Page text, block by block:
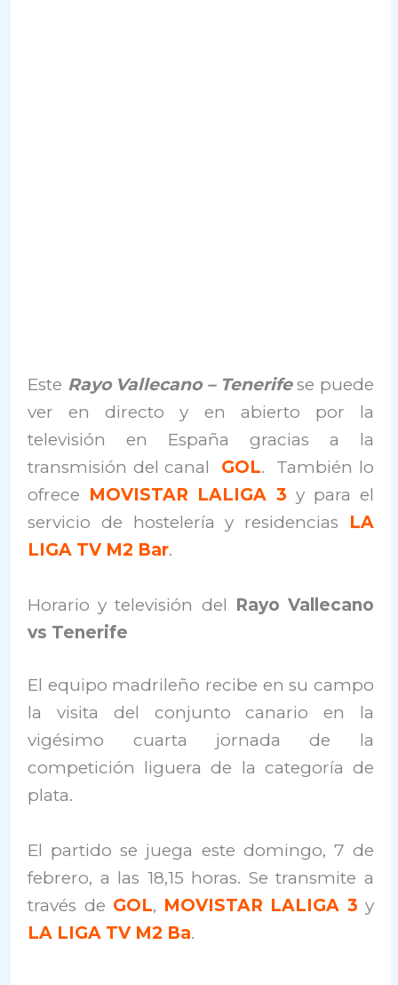
Este Rayo Vallecano – Tenerifese puede
ver en directo y en abierto por la
televisión en España gracias a la
transmisión del canal GOL. También lo
ofrece MOVISTAR LALIGA 3 y para el
servicio de hostelería y residencias LA
LIGA TV M2 Bar.
Horario y televisión del Rayo Vallecano
vs Tenerife
El equipo madrileño recibe en su campo
la visita del conjunto canario en la
vigésimo cuarta jornada de la
competición liguera de la categoría de
plata.
El partido se juega este domingo, 7 de
febrero, a las 18,15 horas. Se transmite a
través de GOL, MOVISTAR LALIGA 3 y
LA LIGA TV M2 Ba.